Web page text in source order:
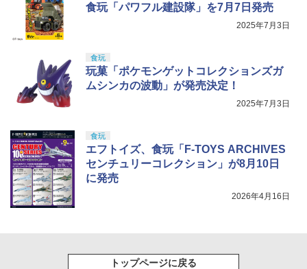
食玩「パワフル建設隊」を7月7日発売
2025年7月3日
食玩
玩菓「ポケモンゲットコレクションズガ
ムシンカの波動」が発売決定！
2025年7月3日
食玩
エフトイズ、食玩「F-TOYS ARCHIVES
センチュリーコレクション」が8月10日
に発売
2026年4月16日
トップページに戻る